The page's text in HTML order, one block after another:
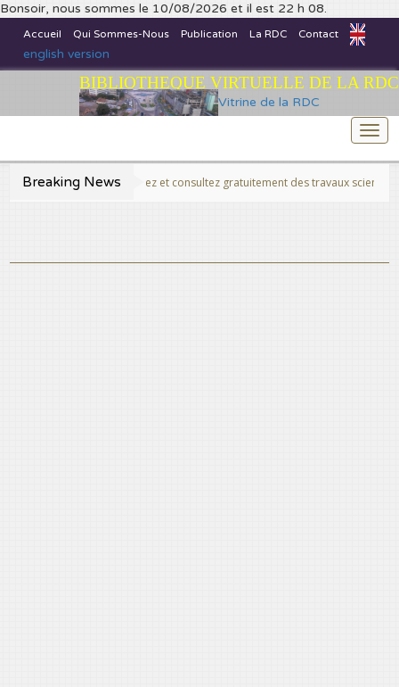
Bonsoir, nous sommes le 10/08/2026 et il est 22 h 08.
Accueil Qui Sommes-Nous Publication La RDC Contact
english version
Vitrine de la RDC
BIBLIOTHEQUE VIRTUELLE DE LA RDC
Breaking News
>>Publiez et consultez gratuitement des travaux scientifiques fins